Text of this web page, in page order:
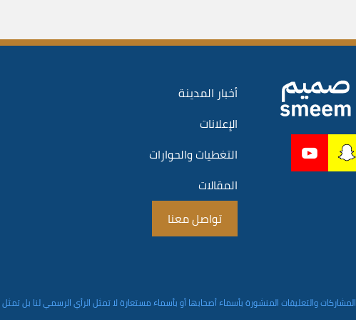
أخبار المدينة
الإعلانات
التغطيات والحوارات
المقالات
تواصل معنا
المشاركات والتعليقات المنشورة بأسماء أصحابها أو بأسماء مستعارة لا تمثل الرأي الرسمي لنا بل